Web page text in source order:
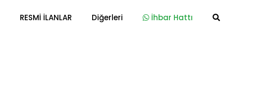
RESMİ İLANLAR Diğerleri İhbar Hattı